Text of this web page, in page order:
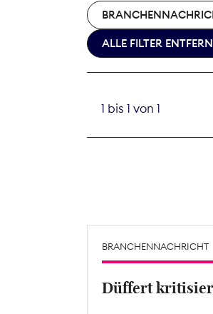
ALLE FILTER
1 bis 1 von 1
BRANCHENNACHRICHT
Düffert